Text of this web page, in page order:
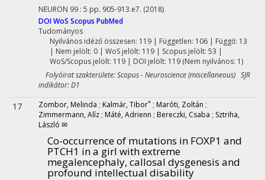
NEURON 99 : 5 pp. 905-913.e7. (2018)
DOIWoS Scopus PubMed
Tudományos
Nyilvános idéző összesen: 119| Független: 106 | Függő: 13
| Nem jelölt: 0 | WoS jelölt: 119 | Scopus jelölt: 53 |
WoS/Scopus jelölt: 119 | DOI jelölt: 119 (Nem nyilvános: 1)
Folyóirat szakterülete: Scopus - Neuroscience (miscellaneous) SJR
indikátor: D1
17 Zombor, Melinda ; Kalmár, Tibor* ; Maróti, Zoltán ;
Zimmermann, Alíz ; Máté, Adrienn ; Bereczki, Csaba ; Sztriha,
László ✉
Co-occurrence of mutations in FOXP1 and
PTCH1 in a girl with extreme
megalencephaly, callosal dysgenesis and
profound intellectual disability